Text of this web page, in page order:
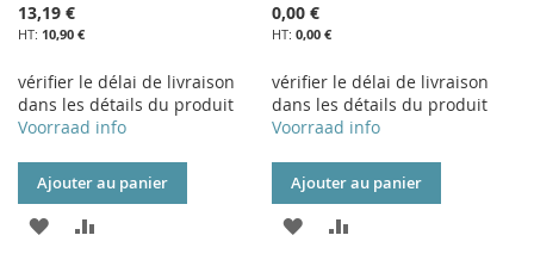
13,19 €
10,90 €
vérifier le délai de livraison
dans les détails du produit
Voorraad info
Ajouter au panier
AJOUTER
0,00 €
0,00 €
vérifier le délai de livraison
dans les détails du produit
Voorraad info
Ajouter au panier
AJOUTER